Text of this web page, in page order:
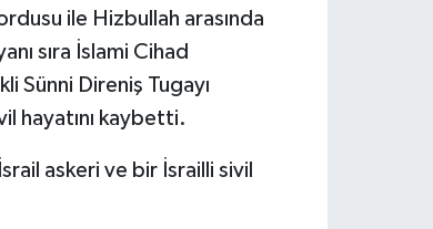
ile Hizbullah arasında
sıra İslami Cihad
Sünni Direniş Tugayı
hayatını kaybetti.
askeri ve bir İsrailli sivil